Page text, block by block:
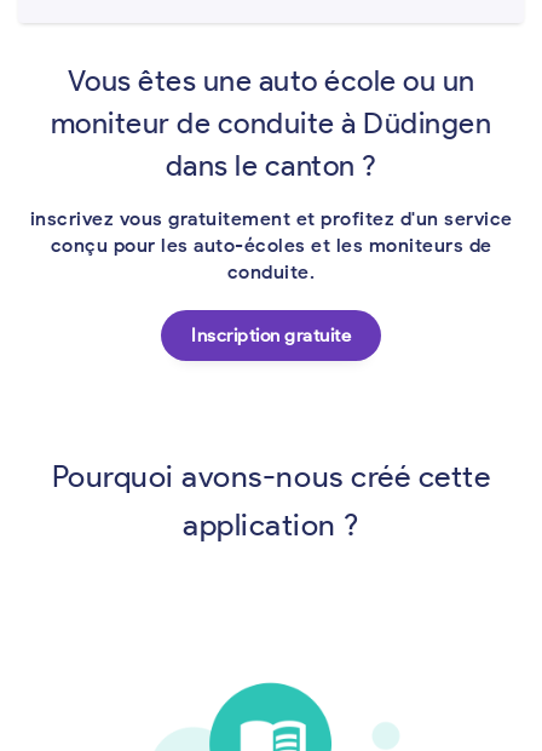
Vous êtes une auto école ou un
moniteur de conduite à Düdingen
dans le canton ?
inscrivez vous gratuitement et profitez d'un service
conçu pour les auto-écoles et les moniteurs de
conduite.
Inscription gratuite
Pourquoi avons-nous créé cette
application ?